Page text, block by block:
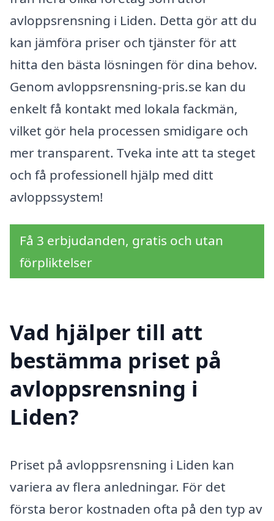
avloppsrensning i Liden. Detta gör att du
kan jämföra priser och tjänster för att
hitta den bästa lösningen för dina behov.
Genom avloppsrensning-pris.se kan du
enkelt få kontakt med lokala fackmän,
vilket gör hela processen smidigare och
mer transparent. Tveka inte att ta steget
och få professionell hjälp med ditt
avloppssystem!
Få 3 erbjudanden, gratis och utan
förpliktelser
Vad hjälper till att
bestämma priset på
avloppsrensning i
Liden?
Priset på avloppsrensning i Liden kan
variera av flera anledningar. För det
första beror kostnaden ofta på den typ av